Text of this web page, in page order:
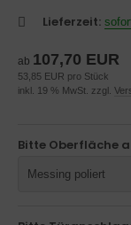
Lieferzeit:
ab 107,70 EUR
53,85 EUR pro Stück
inkl. 19 % MwSt. zzgl.
Bitte Oberfläche
Messing poliert